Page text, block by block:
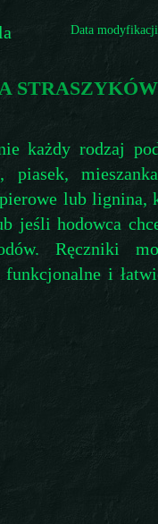
Data
każdy rodzaj
piasek,
lub lignina,
jeśli hodowca
Ręczniki
i